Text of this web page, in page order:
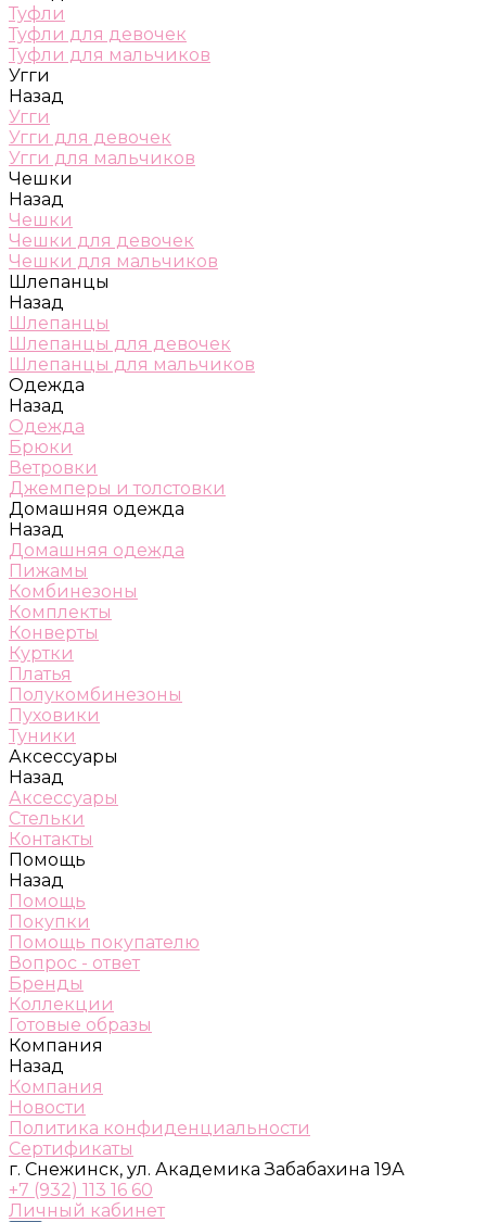
Туфли
Туфли для девочек
Туфли для мальчиков
Угги
Назад
Угги
Угги для девочек
Угги для мальчиков
Чешки
Назад
Чешки
Чешки для девочек
Чешки для мальчиков
Шлепанцы
Назад
Шлепанцы
Шлепанцы для девочек
Шлепанцы для мальчиков
Одежда
Назад
Одежда
Брюки
Ветровки
Джемперы и толстовки
Домашняя одежда
Назад
Домашняя одежда
Пижамы
Комбинезоны
Комплекты
Конверты
Куртки
Платья
Полукомбинезоны
Пуховики
Туники
Аксессуары
Назад
Аксессуары
Стельки
Контакты
Помощь
Назад
Помощь
Покупки
Помощь покупателю
Вопрос - ответ
Бренды
Коллекции
Готовые образы
Компания
Назад
Компания
Новости
Политика конфиденциальности
Сертификаты
г. Снежинск, ул. Академика Забабахина 19А
+7 (932) 113 16 60
Личный кабинет